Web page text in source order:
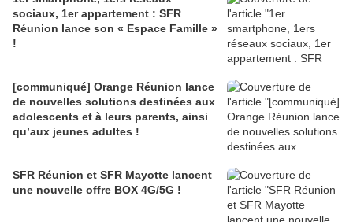
sociaux, 1er appartement : SFR
Réunion lance son « Espace Famille »
!
[communiqué] Orange Réunion lance
de nouvelles solutions destinées aux
adolescents et à leurs parents, ainsi
qu’aux jeunes adultes !
SFR Réunion et SFR Mayotte lancent
une nouvelle offre BOX 4G/5G !